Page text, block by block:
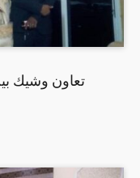
تعاون وشيك